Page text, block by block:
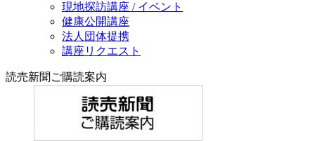
現地探訪講座 / イベント
健康公開講座
法人団体提携
講座リクエスト
読売新聞ご購読案内